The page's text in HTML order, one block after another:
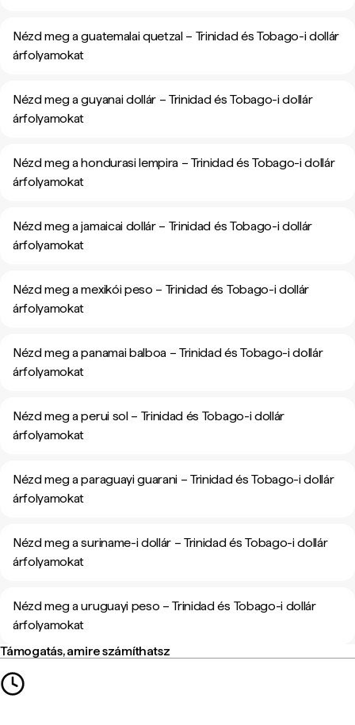
Nézd meg a guatemalai quetzal – Trinidad és Tobago-i dollár
árfolyamokat
Nézd meg a guyanai dollár – Trinidad és Tobago-i dollár
árfolyamokat
Nézd meg a hondurasi lempira – Trinidad és Tobago-i dollár
árfolyamokat
Nézd meg a jamaicai dollár – Trinidad és Tobago-i dollár
árfolyamokat
Nézd meg a mexikói peso – Trinidad és Tobago-i dollár
árfolyamokat
Nézd meg a panamai balboa – Trinidad és Tobago-i dollár
árfolyamokat
Nézd meg a perui sol – Trinidad és Tobago-i dollár
árfolyamokat
Nézd meg a paraguayi guarani – Trinidad és Tobago-i dollár
árfolyamokat
Nézd meg a suriname-i dollár – Trinidad és Tobago-i dollár
árfolyamokat
Nézd meg a uruguayi peso – Trinidad és Tobago-i dollár
árfolyamokat
Támogatás, amire számíthatsz